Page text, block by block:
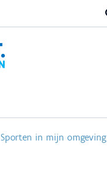
Sporten in mijn omgeving